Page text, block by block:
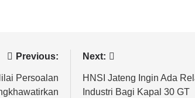
Previous:
Persoalan
Next:
HNSI Jateng Ingin Ada
Industri Bagi Kapal 30 GT